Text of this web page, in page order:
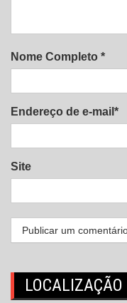
Nome Completo *
Endereço de e-mail*
Site
LOCALIZAÇÃO